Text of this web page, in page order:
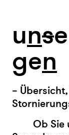
uns
gen
–
Ob Sie